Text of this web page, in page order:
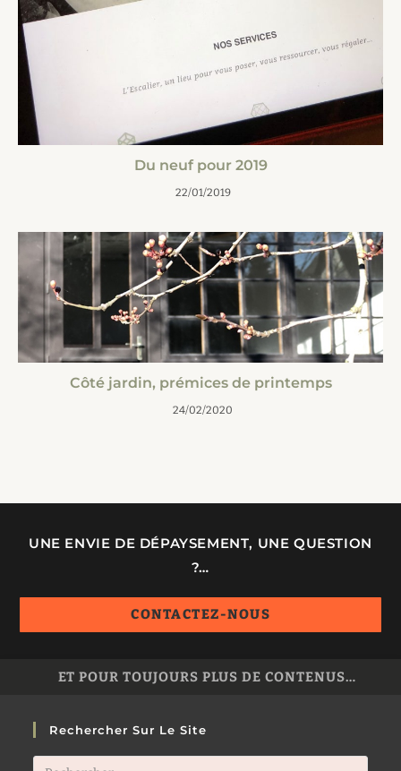
Du neuf pour 2019
22/01/2019
Côté jardin, prémices de printemps
24/02/2020
UNE ENVIE DE DÉPAYSEMENT, UNE QUESTION
?…
CONTACTEZ-NOUS
ET POUR TOUJOURS PLUS DE CONTENUS…
Rechercher Sur Le Site